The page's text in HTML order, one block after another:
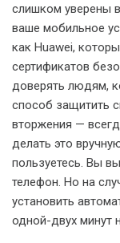
слишком уверены
ваше мобильное
как Huawei,
сертификатов
доверять людям,
способ защитить
вторжения —
делать это
пользуетесь. Вы
телефон. Но на
установить
одной-двух минут